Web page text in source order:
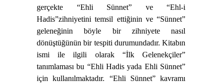
gerçekte “Ehli Sünnet” ve “Ehl-i
Hadis”zihniyetini temsil ettiğinin ve “Sünnet”
geleneğinin böyle bir zihniyete nasıl
dönüştüğünün bir tespiti durumundadır. Kitabın
ismi ile ilgili olarak “İlk Gelenekçiler”
tanımlaması bu “Ehli Hadis yada Ehli Sünnet”
için kullanılmaktadır. “Ehli Sünnet” kavramı